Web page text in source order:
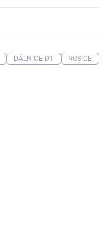
DÁLNICE D1 ROSICE